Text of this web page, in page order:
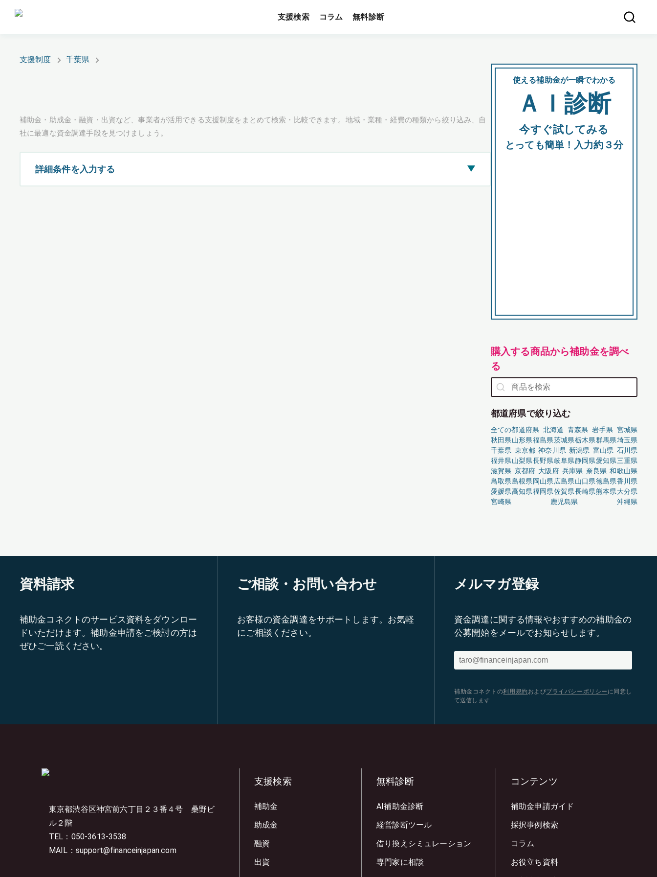
支援検索 コラム 無料診断
支援制度 千葉県
補助金・助成金・融資・出資など、事業者が活用できる支援制度をまとめて検索・比較できます。地域・業種・経費の種類から絞り込み、自
社に最適な資金調達手段を見つけましょう。
詳細条件を入力する ▶
使える補助金が一瞬でわかる
ＡＩ診断
今すぐ試してみる
とっても簡単！入力約３分
購入する商品から補助金を調べ
る
都道府県で絞り込む
全ての都道府県 北海道 青森県 岩手県 宮城県
秋田県山形県福島県茨城県栃木県群馬県埼玉県
千葉県 東京都 神奈川県 新潟県 富山県 石川県
福井県山梨県長野県岐阜県静岡県愛知県三重県
滋賀県 京都府 大阪府 兵庫県 奈良県 和歌山県
鳥取県島根県岡山県広島県山口県徳島県香川県
愛媛県高知県福岡県佐賀県長崎県熊本県大分県
宮崎県
鹿児島県 沖縄県
資料請求
補助金コネクトのサービス資料をダウンロー
ドいただけます。補助金申請をご検討の方は
ぜひご一読ください。
ご相談・お問い合わせ
お客様の資金調達をサポートします。お気軽
にご相談ください。
メルマガ登録
資金調達に関する情報やおすすめの補助金の
公募開始をメールでお知らせします。
補助金コネクトの利用規約 およびプライバシーポリシー に同意し
て送信します
東京都渋谷区神宮前六丁目２３番４号 桑野ビ
ル２階
TEL：050-3613-3538
MAIL：support@financeinjapan.com
支援検索
補助金
助成金
融資
出資
無料診断
AI補助金診断
経営診断ツール
借り換えシミュレーション
専門家に相談
コンテンツ
補助金申請ガイド
採択事例検索
コラム
お役立ち資料